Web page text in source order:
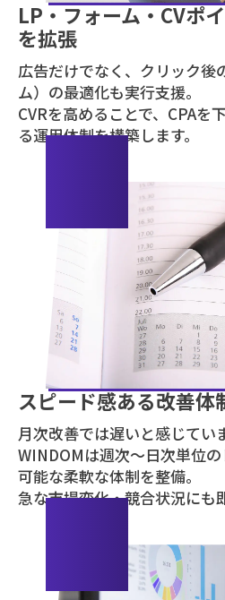
LP・フォーム・CVポ
を拡張
広告だけでなく、クリック後
ム）の最適化も実行支援。
CVRを高めることで、CPAを
る運用体制を構築します。
スピード感ある改善体
月次改善では遅いと感じてい
WINDOMは週次〜日次単位
可能な柔軟な体制を整備。
急な市場変化・競合状況にも